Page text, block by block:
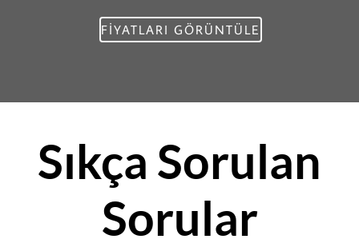
FIYATLARI GÖRÜNTÜLE
Sıkça Sorulan
Sorular